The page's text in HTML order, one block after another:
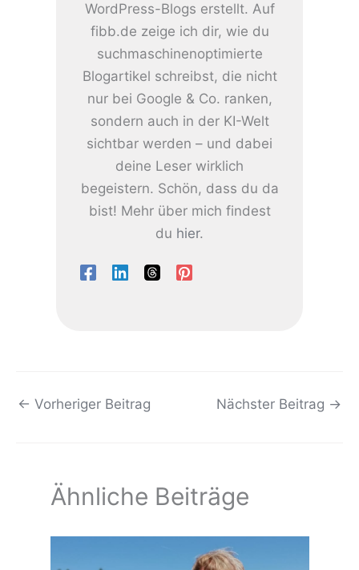
WordPress-Blogs erstellt. Auf
fibb.de zeige ich dir, wie du
suchmaschinenoptimierte
Blogartikel schreibst, die nicht
nur bei Google & Co. ranken,
sondern auch in der KI-Welt
sichtbar werden – und dabei
deine Leser wirklich
begeistern. Schön, dass du da
bist! Mehr über mich findest
du hier.
← Vorheriger Beitrag Nächster Beitrag →
Ähnliche Beiträge